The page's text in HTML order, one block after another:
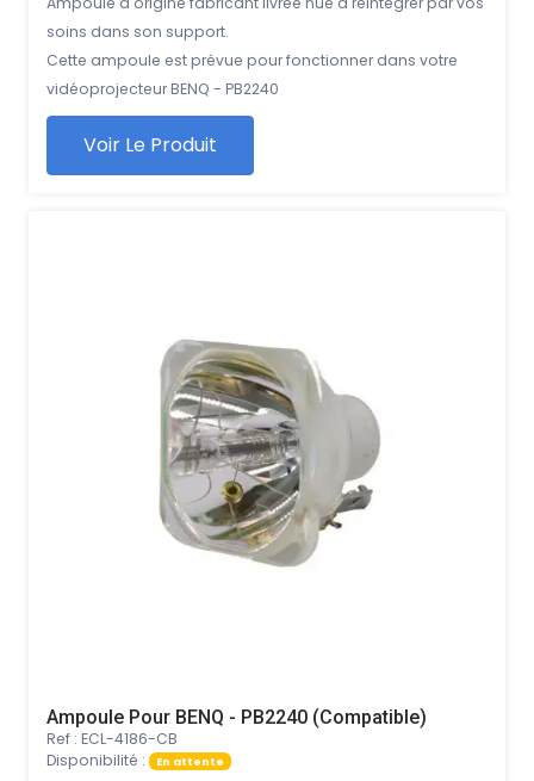
soins dans son support.
Cette ampoule est prévue pour fonctionner dans votre
vidéoprojecteur BENQ - PB2240
Voir Le Produit
Ampoule Pour BENQ - PB2240 (Compatible)
Ref : ECL-4186-CB
Disponibilité :
En attente